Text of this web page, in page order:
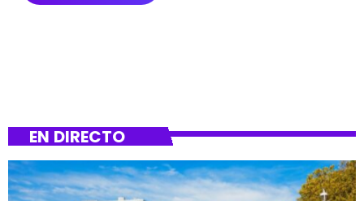
EN DIRECTO